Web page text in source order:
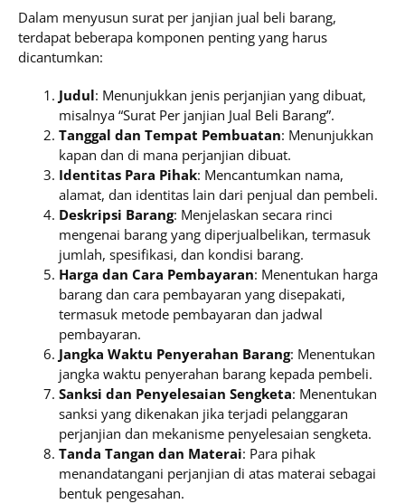
Dalam menyusun surat per janjian jual beli barang,
terdapat beberapa komponen penting yang harus
dicantumkan:
Judul: Menunjukkan jenis perjanjian yang dibuat,
misalnya “Surat Per janjian Jual Beli Barang”.
Tanggal dan Tempat Pembuatan: Menunjukkan
kapan dan di mana perjanjian dibuat.
Identitas Para Pihak: Mencantumkan nama,
alamat, dan identitas lain dari penjual dan pembeli.
Deskripsi Barang: Menjelaskan secara rinci
mengenai barang yang diperjualbelikan, termasuk
jumlah, spesifikasi, dan kondisi barang.
Harga dan Cara Pembayaran: Menentukan harga
barang dan cara pembayaran yang disepakati,
termasuk metode pembayaran dan jadwal
pembayaran.
Jangka Waktu Penyerahan Barang: Menentukan
jangka waktu penyerahan barang kepada pembeli.
Sanksi dan Penyelesaian Sengketa: Menentukan
sanksi yang dikenakan jika terjadi pelanggaran
perjanjian dan mekanisme penyelesaian sengketa.
Tanda Tangan dan Materai: Para pihak
menandatangani perjanjian di atas materai sebagai
bentuk pengesahan.